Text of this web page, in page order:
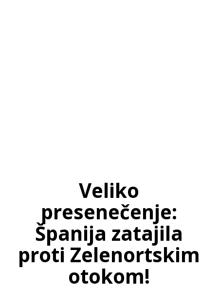
Veliko
presenečenje:
Španija zatajila
proti Zelenortskim
otokom!